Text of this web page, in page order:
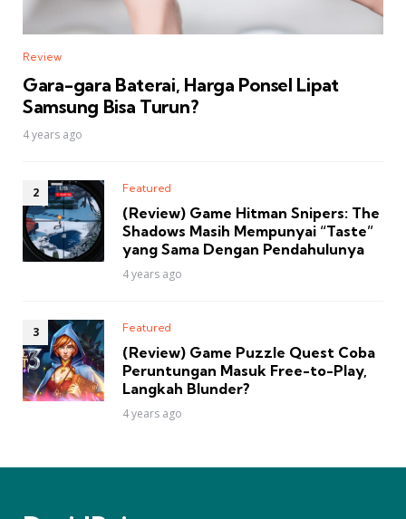
Review
Gara-gara Baterai, Harga Ponsel Lipat
Samsung Bisa Turun?
4 years ago
Featured
(Review) Game Hitman Snipers: The
Shadows Masih Mempunyai “Taste”
yang Sama Dengan Pendahulunya
4 years ago
Featured
(Review) Game Puzzle Quest Coba
Peruntungan Masuk Free-to-Play,
Langkah Blunder?
4 years ago